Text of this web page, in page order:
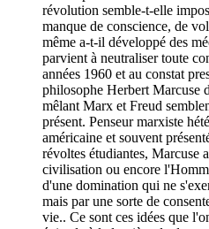
révolution semble-t-elle
manque de conscience, de
même a-t-il développé des
parvient à neutraliser toute
années 1960 et au constat
philosophe Herbert Marcuse
mêlant Marx et Freud
présent. Penseur marxiste
américaine et souvent
révoltes étudiantes, Marcuse
civilisation ou encore
d'une domination qui ne
mais par une sorte de
vie.. Ce sont ces idées que